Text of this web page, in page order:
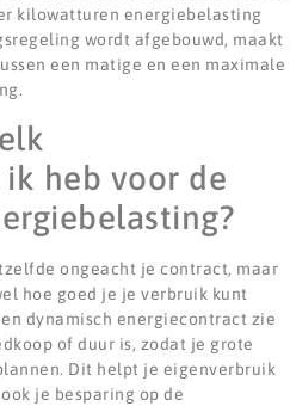
kilowatturen energiebelasting
wordt afgebouwd, maakt
een matige en een maximale
heb voor de
ongeacht je contract, maar
hoe goed je je verbruik kunt
dynamisch energiecontract zie
of duur is, zodat je grote
Dit helpt je eigenverbruik
je besparing op de